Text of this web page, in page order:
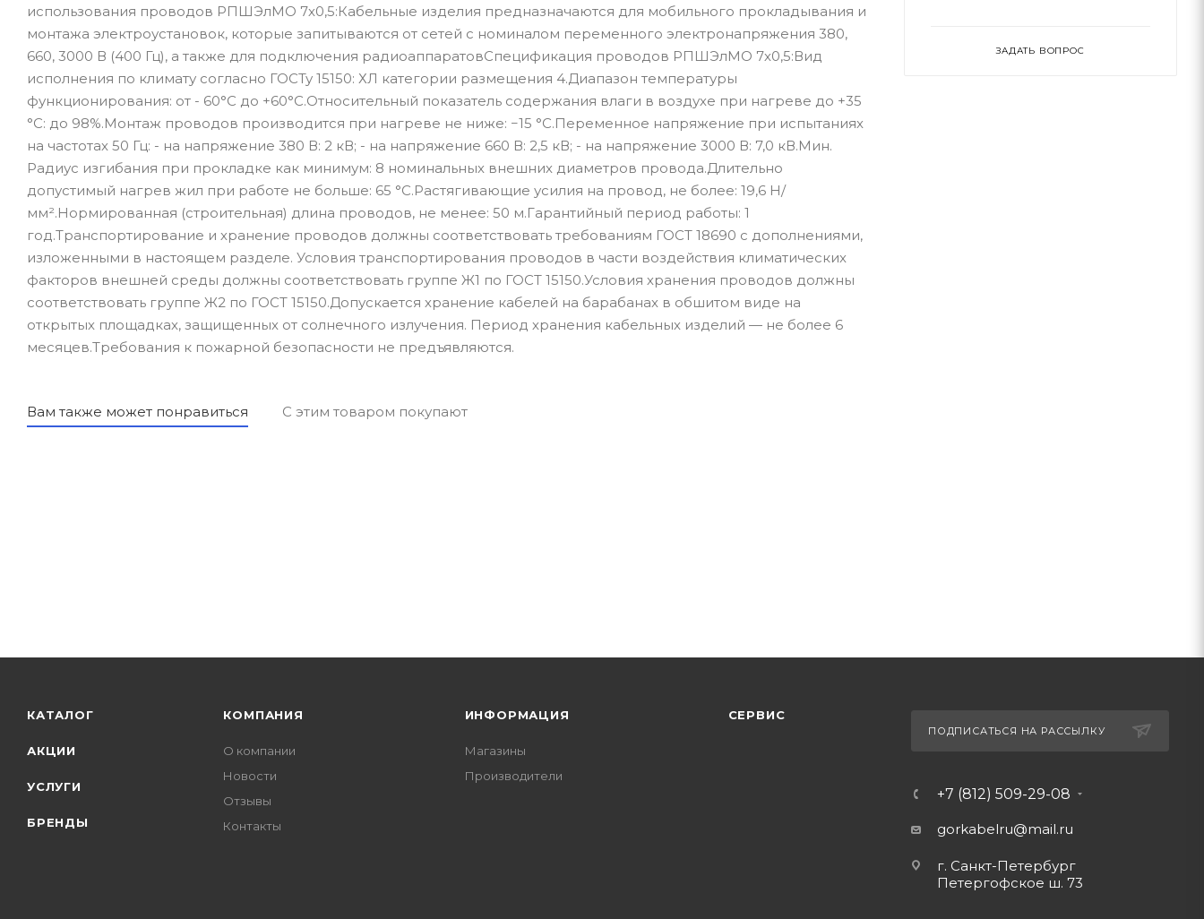
использования проводов РПШЭлМО 7х0,5:Кабельные изделия предназначаются для мобильного прокладывания и
монтажа электроустановок, которые запитываются от сетей с номиналом переменного электронапряжения 380,
660, 3000 В (400 Гц), а также для подключения радиоаппаратовСпецификация проводов РПШЭлМО 7х0,5:Вид
исполнения по климату согласно ГОСТу 15150: ХЛ категории размещения 4.Диапазон температуры
функционирования: от - 60°С до +60°С.Относительный показатель содержания влаги в воздухе при нагреве до +35
°С: до 98%.Монтаж проводов производится при нагреве не ниже: −15 °С.Переменное напряжение при испытаниях
на частотах 50 Гц: - на напряжение 380 В: 2 кВ; - на напряжение 660 В: 2,5 кВ; - на напряжение 3000 В: 7,0 кВ.Мин.
Радиус изгибания при прокладке как минимум: 8 номинальных внешних диаметров провода.Длительно
допустимый нагрев жил при работе не больше: 65 °С.Растягивающие усилия на провод, не более: 19,6 Н/
мм².Нормированная (строительная) длина проводов, не менее: 50 м.Гарантийный период работы: 1
год.Транспортирование и хранение проводов должны соответствовать требованиям ГОСТ 18690 с дополнениями,
изложенными в настоящем разделе. Условия транспортирования проводов в части воздействия климатических
факторов внешней среды должны соответствовать группе Ж1 по ГОСТ 15150.Условия хранения проводов должны
соответствовать группе Ж2 по ГОСТ 15150.Допускается хранение кабелей на барабанах в обшитом виде на
открытых площадках, защищенных от солнечного излучения. Период хранения кабельных изделий — не более 6
месяцев.Требования к пожарной безопасности не предъявляются.
Вам также может понравиться С этим товаром покупают
ЗАДАТЬ ВОПРОС
КАТАЛОГ
АКЦИИ
УСЛУГИ
БРЕНДЫ
КОМПАНИЯ
О компании
Новости
Отзывы
Контакты
ИНФОРМАЦИЯ
Магазины
Производители
СЕРВИС
ПОДПИСАТЬСЯ НА РАССЫЛКУ
+7 (812) 509-29-08
gorkabelru@mail.ru
г. Санкт-Петербург
Петергофское ш. 73